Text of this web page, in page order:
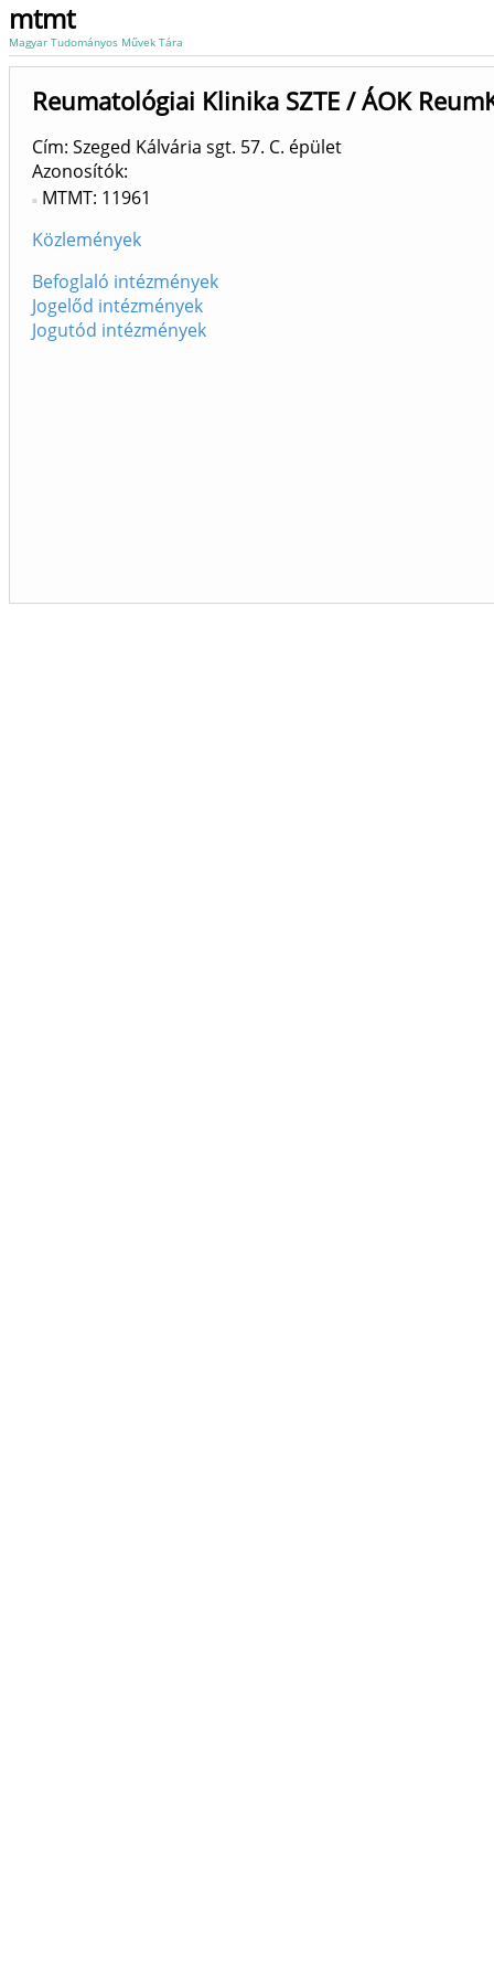
mtmt
Magyar Tudományos Művek Tára
Reumatológiai Klinika SZTE / ÁOK
Cím: Szeged Kálvária sgt. 57. C. épület
Azonosítók
MTMT: 11961
Közlemények
Befoglaló intézmények
Jogelőd intézmények
Jogutód intézmények